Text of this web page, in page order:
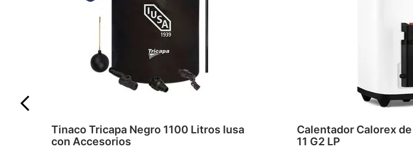
Tinaco Tricapa Negro 1100 Litros Iusa
con Accesorios
Calentador Calorex de
11 G2 LP